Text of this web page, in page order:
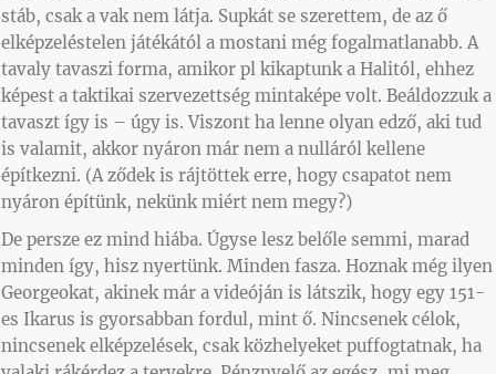
stáb, csak a vak nem látja. Supkát se szerettem, de az ő
elképzeléstelen játékától a mostani még fogalmatlanabb. A
tavaly tavaszi forma, amikor pl kikaptunk a Halitól, ehhez
képest a taktikai szervezettség mintaképe volt. Beáldozzuk a
tavaszt így is – úgy is. Viszont ha lenne olyan edző, aki tud
is valamit, akkor nyáron már nem a nulláról kellene
építkezni. (A ződek is rájtöttek erre, hogy csapatot nem
nyáron építünk, nekünk miért nem megy?)
De persze ez mind hiába. Úgyse lesz belőle semmi, marad
minden így, hisz nyertünk. Minden fasza. Hoznak még ilyen
Georgeokat, akinek már a videóján is látszik, hogy egy 151-
es Ikarus is gyorsabban fordul, mint ő. Nincsenek célok,
nincsenek elképzelések, csak közhelyeket puffogtatnak, ha